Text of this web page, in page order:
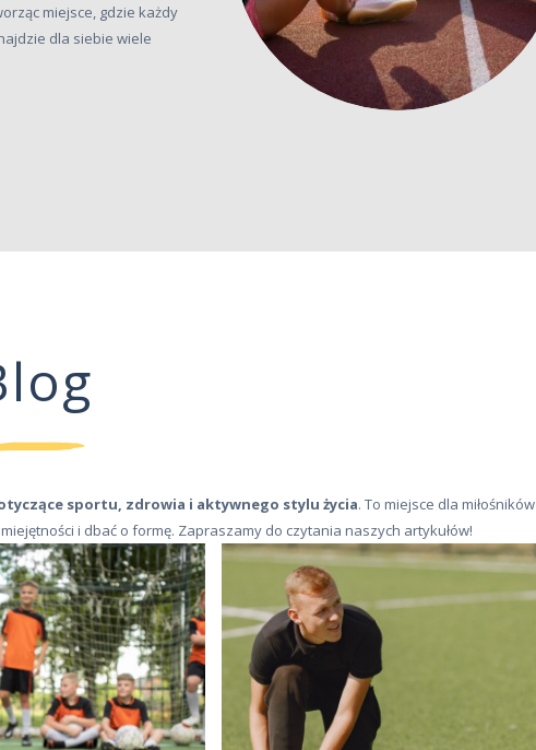
miejsce, gdzie każdy
dla siebie wiele
sportu, zdrowia i aktywnego stylu życia. To miejsce dla miłośników
i dbać o formę. Zapraszamy do czytania naszych artykułów!